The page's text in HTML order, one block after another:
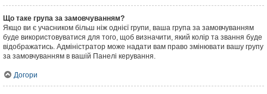
Що таке група за замовчуванням?
Якщо ви є учасником більш ніж однієї групи, ваша група за замовчуванням
буде використовуватися для того, щоб визначити, який колір та звання буде
відображатись. Адміністратор може надати вам право змінювати вашу групу
за замовчуванням в вашій Панелі керування.
Догори